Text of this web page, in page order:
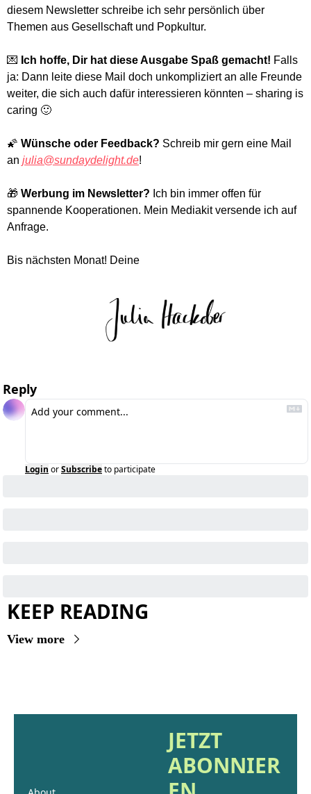
diesem Newsletter schreibe ich sehr persönlich über
Themen aus Gesellschaft und Popkultur.
💌 Ich hoffe, Dir hat diese Ausgabe Spaß gemacht! Falls
ja: Dann leite diese Mail doch unkompliziert an alle Freunde
weiter, die sich auch dafür interessieren könnten – sharing is
caring 🙂
🌠 Wünsche oder Feedback? Schreib mir gern eine Mail
an julia@sundaydelight.de!
🎁 Werbung im Newsletter? Ich bin immer offen für
spannende Kooperationen. Mein Mediakit versende ich auf
Anfrage.
Bis nächsten Monat! Deine
Reply
Login orSubscribeto participate
KEEP READING
View more
JETZT
ABONNIER